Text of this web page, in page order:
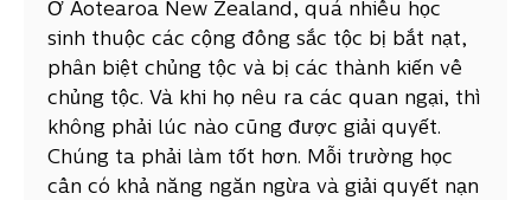
Ở Aotearoa New Zealand, quá nhiều học
sinh thuộc các cộng đồng sắc tộc bị bắt nạt,
phân biệt chủng tộc và bị các thành kiến về
chủng tộc. Và khi họ nêu ra các quan ngại, thì
không phải lúc nào cũng được giải quyết.
Chúng ta phải làm tốt hơn. Mỗi trường học
cần có khả năng ngăn ngừa và giải quyết nạn